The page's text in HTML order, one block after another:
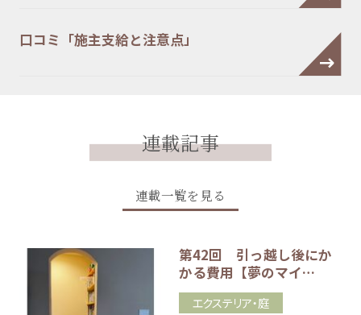
口コミ「施主支給と注意点」
連載記事
連載一覧を見る
第42回 引っ越し後にか
かる費用【夢のマイ…
エクステリア・庭